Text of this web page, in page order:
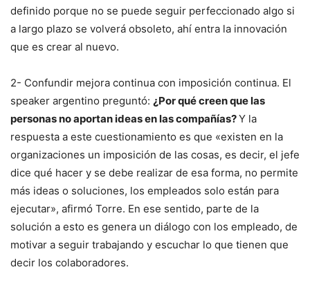
definido porque no se puede seguir perfeccionado algo si
a largo plazo se volverá obsoleto, ahí entra la innovación
que es crear al nuevo.
2- Confundir mejora continua con imposición continua. El
speaker argentino preguntó: ¿Por qué creen que las
personas no aportan ideas en las compañías?Y la
respuesta a este cuestionamiento es que «existen en la
organizaciones un imposición de las cosas, es decir, el jefe
dice qué hacer y se debe realizar de esa forma, no permite
más ideas o soluciones, los empleados solo están para
ejecutar», afirmó Torre. En ese sentido, parte de la
solución a esto es genera un diálogo con los empleado, de
motivar a seguir trabajando y escuchar lo que tienen que
decir los colaboradores.